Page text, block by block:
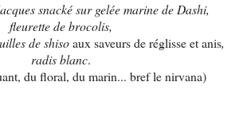
snacké sur gelée marine de Dashi,
fleurette de brocolis,
de shisoaux saveurs de réglisse et anis,
radis blanc.
du floral, du marin... bref le nirvana)